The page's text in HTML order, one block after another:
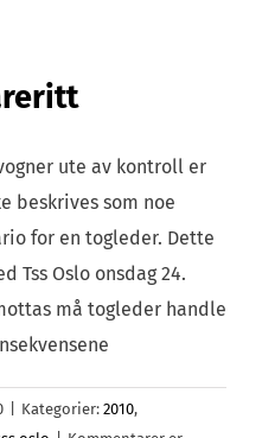
ute av kontroll er
beskrives som noe
for en togleder. Dette
Tss Oslo onsdag 24.
må togleder handle
Kategorier: 2010,